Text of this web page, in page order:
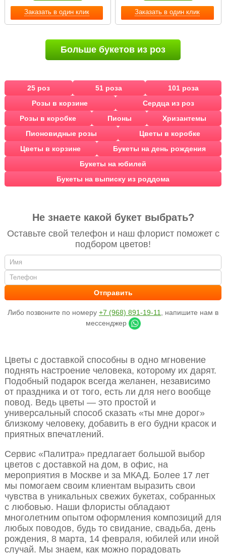
Заказать в один клик Заказать в один клик
Больше букетов из роз
25 роз 51 роза
101 роза
Розы в корзине
Сердца из роз
Розы в коробке
Пионы
Хризантемы
Пионовидные розы
Цветы в коробке
Цветы в корзине
Букеты на день рождения
Букеты на юбилей
Букеты на выписку из роддома
Не знаете какой букет выбрать?
Оставьте свой телефон и наш флорист поможет с
подбором цветов!
Либо позвоните по номеру +7 (968) 891-19-11
, напишите нам в
мессенджер
Цветы с доставкой способны в одно мгновение
поднять настроение человека, которому их дарят.
Подобный подарок всегда желанен, независимо
от праздника и от того, есть ли для него вообще
повод. Ведь цветы — это простой и
универсальный способ сказать «ты мне дорог»
близкому человеку, добавить в его будни красок и
приятных впечатлений.
Сервис «Палитра» предлагает большой выбор
цветов с доставкой на дом, в офис, на
мероприятия в Москве и за МКАД. Более 17 лет
мы помогаем своим клиентам выразить свои
чувства в уникальных свежих букетах, собранных
с любовью. Наши флористы обладают
многолетним опытом оформления композиций для
любых поводов, будь то свидание, свадьба, день
рождения, 8 марта, 14 февраля, юбилей или иной
случай. Мы знаем, как можно порадовать